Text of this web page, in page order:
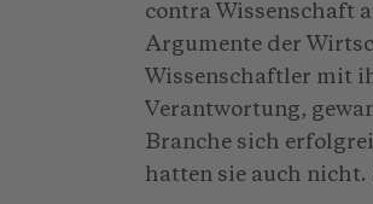
contra Wissenschaft
Argumente der
Wissenschaftler mit
Verantwortung,
Branche sich
hatten sie auch nicht.